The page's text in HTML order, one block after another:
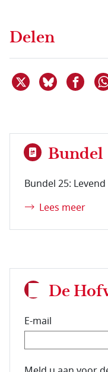
Delen
Deel dit item op
Deel dit
Bundel
Bundel 25:
Lees meer
De
E-mail